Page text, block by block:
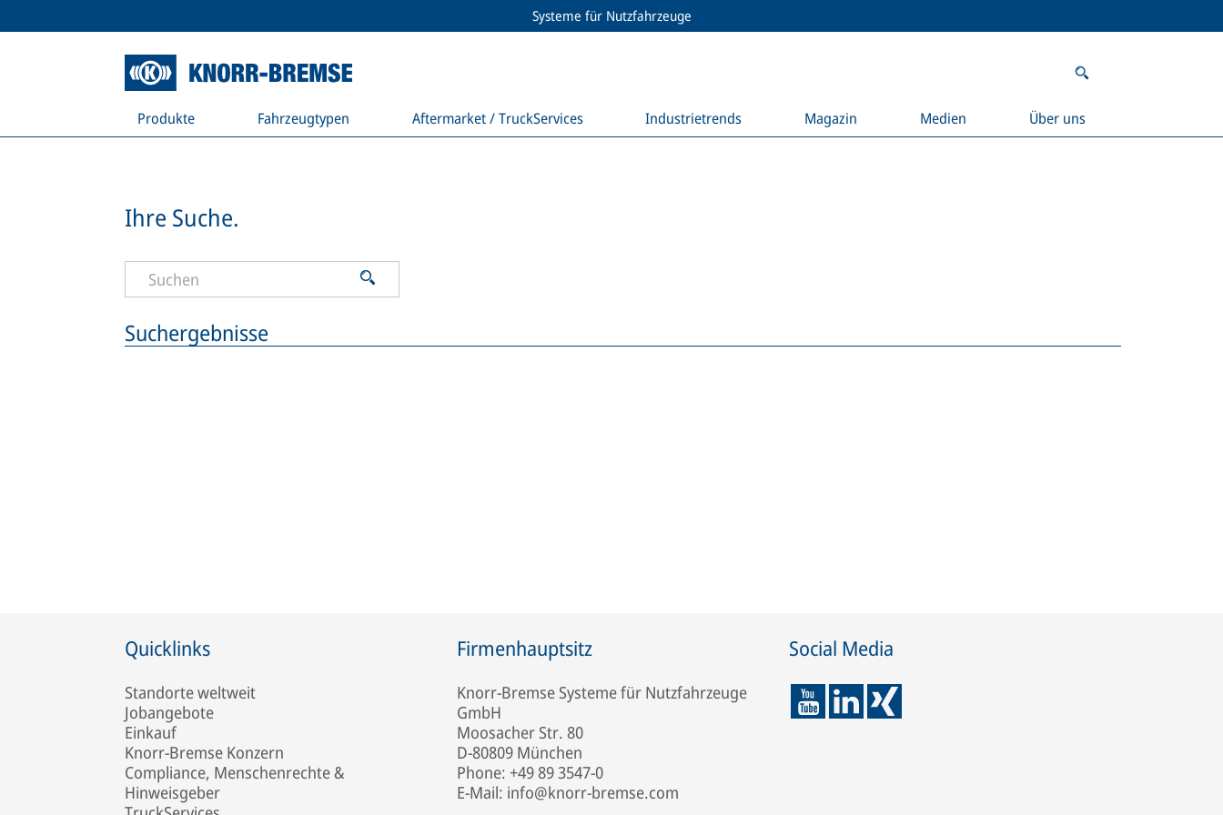
Systeme für Nutzfahrzeuge
Produkte Fahrzeugtypen Aftermarket / TruckServices Industrietrends Magazin Medien Über uns
Ihre Suche.
Suchergebnisse
Quicklinks
Standorte weltweit
Jobangebote
Einkauf
Knorr-Bremse Konzern
Compliance, Menschenrechte &
Hinweisgeber
Firmenhauptsitz
Knorr-Bremse Systeme für Nutzfahrzeuge
GmbH
Moosacher Str. 80
D-80809 München
Phone: +49 89 3547-0
E-Mail: info@knorr-bremse.com
Social Media